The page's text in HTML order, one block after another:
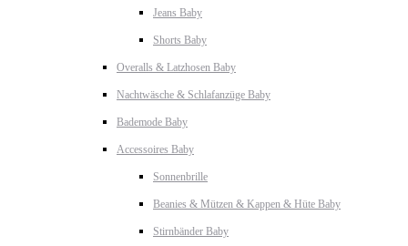
Jeans Baby
Shorts Baby
Overalls & Latzhosen Baby
Nachtwäsche & Schlafanzüge Baby
Bademode Baby
Accessoires Baby
Sonnenbrille
Beanies & Mützen & Kappen & Hüte Baby
Stirnbänder Baby